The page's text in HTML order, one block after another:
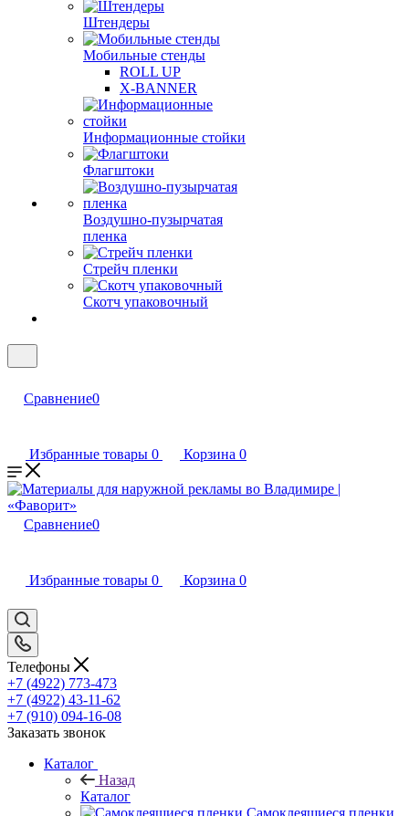
Штендеры
Мобильные стенды
ROLL UP
X-BANNER
Информационные стойки
Флагштоки
Воздушно-пузырчатая
пленка
Стрейч пленки
Скотч упаковочный
Сравнение0
Избранные товары 0 Корзина 0
Сравнение0
Избранные товары 0 Корзина 0
Телефоны
+7 (4922) 773-473
+7 (4922) 43-11-62
+7 (910) 094-16-08
Заказать звонок
Каталог
Назад
Каталог
Самоклеящиеся пленки